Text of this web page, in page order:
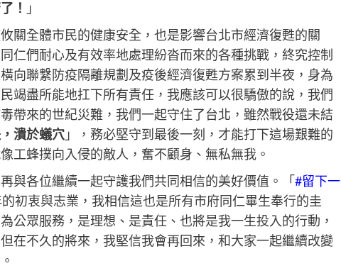
！ 」​​
關全體市民的健康安全，也是影響台北市經濟復甦的關
仁們耐心及有效率地處理紛沓而來的各種挑戰，終究控制
向聯繫防疫隔離規劃及疫後經濟復甦方案累到半夜，身為
竭盡所能地扛下所有責任，我應該可以很驕傲的說，我們
帶來的世紀災難，我們一起守住了台北，雖然戰役還未結
潰於蟻穴 」，務必堅守到最後一刻，才能打下這場艱難的
工蜂撲向入侵的敵人，奮不顧身、無私無我。​​
與各位繼續一起守護我們共同相信的美好價值。「#留下一
初衷與志業，我相信這也是所有市府同仁畢生奉行的圭
公眾服務，是理想、是責任、也將是我一生投入的行動，
在不久的將來，我堅信我會再回來，和大家一起繼續改變